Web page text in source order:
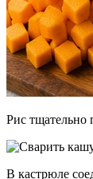
Рис тщательно
В кастрюле